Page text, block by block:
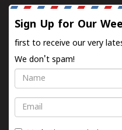
Sign Up for Our
first to receive our very
We don't spam!
Name
Email